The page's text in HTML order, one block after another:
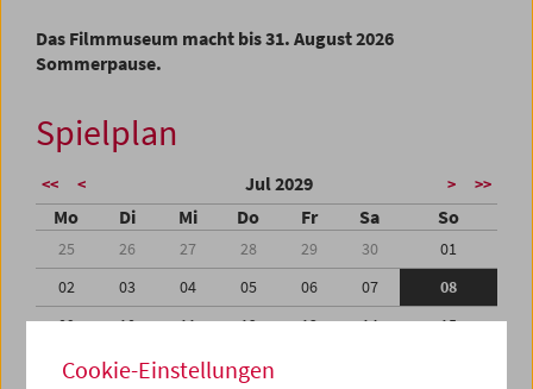
Das Filmmuseum macht bis 31. August 2026
Sommerpause.
Spielplan
<< < Jul 2029 > >>
Mo Di Mi Do Fr Sa So
25 26 27 28 29 30
01
02
03 04 05 06 07
08
09
10 11 12 13 14
15
16
17 18 19
Cookie-Einstellungen